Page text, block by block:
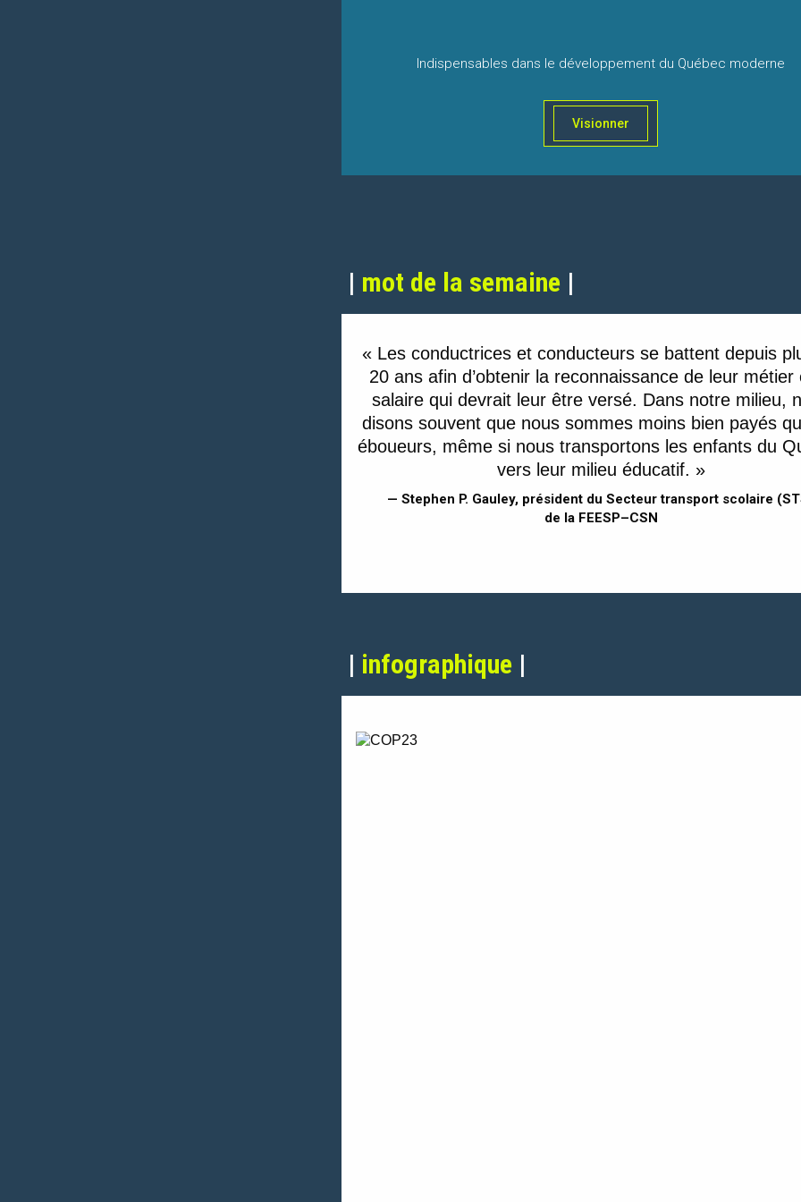
Indispensables dans le développement du Québec moderne
Visionner
| mot de la semaine |
« Les conductrices et conducteurs se battent depuis
20 ans afin d’obtenir la reconnaissance de leur métier
salaire qui devrait leur être versé. Dans notre milieu,
disons souvent que nous sommes moins bien payés
éboueurs, même si nous transportons les enfants du
vers leur milieu éducatif. »
— Stephen P. Gauley, président du Secteur transport scolaire
de la FEESP–CSN
| infographique |